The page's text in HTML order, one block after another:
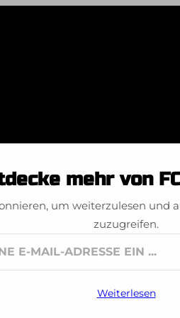
mehr von
um weiterzulesen und
zuzugreifen.
Weiterlesen